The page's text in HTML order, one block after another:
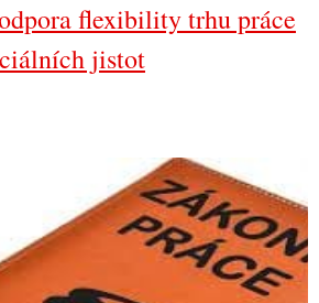
flexibility trhu práce
jistot